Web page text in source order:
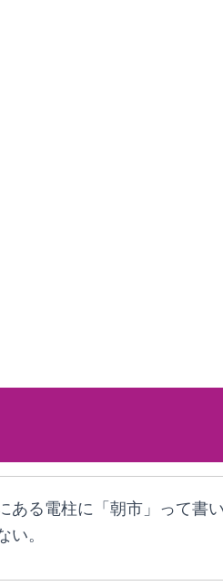
ある電柱に「朝市」って書
い。